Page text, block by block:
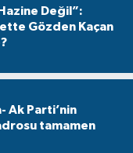
Değil”:
Gözden Kaçan
Ak Parti’nin
tamamen